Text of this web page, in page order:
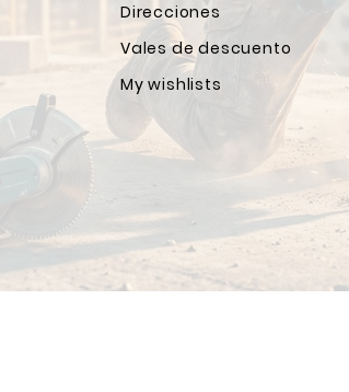
Direcciones
Vales de descuento
My wishlists